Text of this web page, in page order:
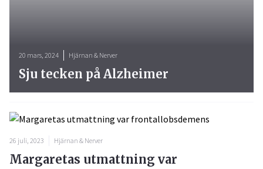
20 mars, 2024 Hjärnan & Nerver
Sju tecken på Alzheimer
26 juli, 2023 Hjärnan & Nerver
Margaretas utmattning var